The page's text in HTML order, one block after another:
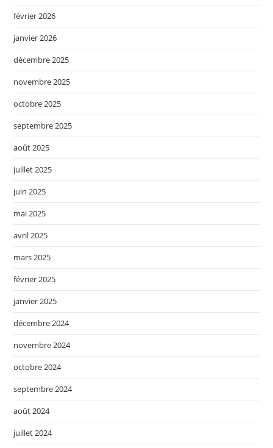
février 2026
janvier 2026
décembre 2025
novembre 2025
octobre 2025
septembre 2025
août 2025
juillet 2025
juin 2025
mai 2025
avril 2025
mars 2025
février 2025
janvier 2025
décembre 2024
novembre 2024
octobre 2024
septembre 2024
août 2024
juillet 2024